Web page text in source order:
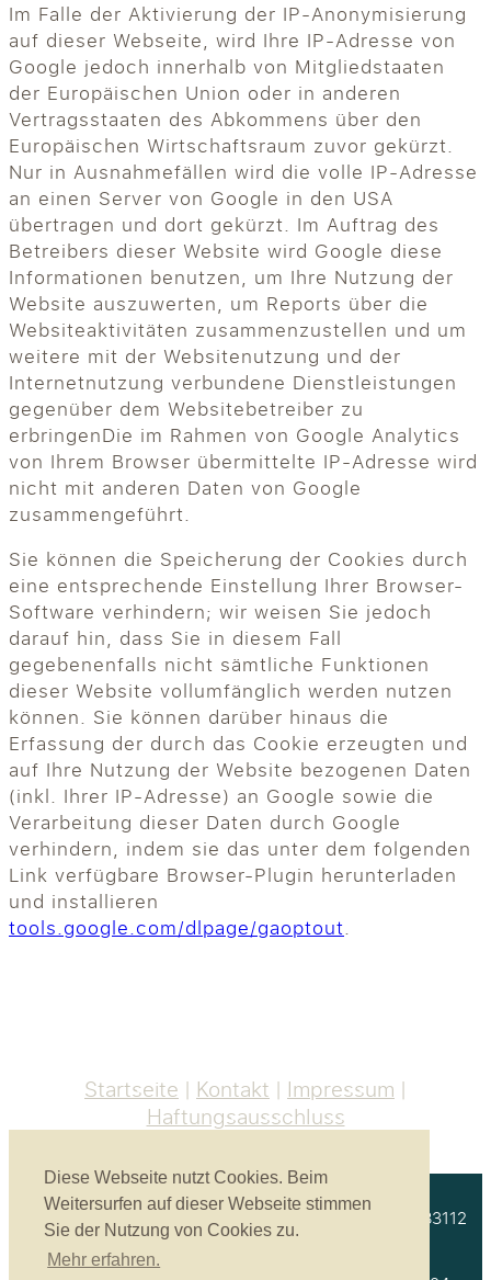
Diese Webseite nutzt Cookies. Beim
Weitersurfen auf dieser Webseite stimmen
Sie der Nutzung von Cookies zu.
Mehr erfahren.
Im Falle der Aktivierung der IP-Anonymisierung
auf dieser Webseite, wird Ihre IP-Adresse von
Google jedoch innerhalb von Mitgliedstaaten
der Europäischen Union oder in anderen
Vertragsstaaten des Abkommens über den
Europäischen Wirtschaftsraum zuvor gekürzt.
Nur in Ausnahmefällen wird die volle IP-Adresse
an einen Server von Google in den USA
übertragen und dort gekürzt. Im Auftrag des
Betreibers dieser Website wird Google diese
Informationen benutzen, um Ihre Nutzung der
Website auszuwerten, um Reports über die
Websiteaktivitäten zusammenzustellen und um
weitere mit der Websitenutzung und der
Internetnutzung verbundene Dienstleistungen
gegenüber dem Websitebetreiber zu
erbringenDie im Rahmen von Google Analytics
von Ihrem Browser übermittelte IP-Adresse wird
nicht mit anderen Daten von Google
zusammengeführt.
Sie können die Speicherung der Cookies durch
eine entsprechende Einstellung Ihrer Browser-
Software verhindern; wir weisen Sie jedoch
darauf hin, dass Sie in diesem Fall
gegebenenfalls nicht sämtliche Funktionen
dieser Website vollumfänglich werden nutzen
können. Sie können darüber hinaus die
Erfassung der durch das Cookie erzeugten und
auf Ihre Nutzung der Website bezogenen Daten
(inkl. Ihrer IP-Adresse) an Google sowie die
Verarbeitung dieser Daten durch Google
verhindern, indem sie das unter dem folgenden
Link verfügbare Browser-Plugin herunterladen
und installieren
tools.google.com/dlpage/gaoptout.
Startseite Kontakt
Impressum
Haftungsausschluss
Akustikbau Heinrich GmbH | Unterprienmühle 4 a | 83112
Frasdorf